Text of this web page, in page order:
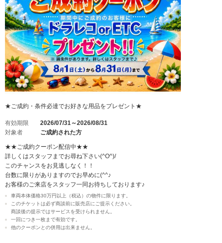
★ご成約・条件必達でお好きな用品をプレゼント★
有効期限
2026/07/31～2026/08/31
対象者
ご成約された方
★★ご成約クーポン配信中★★
詳しくはスタッフまでお尋ね下さい(^O^)/
このチャンスをお見逃しなく！！
台数に限りがありますのでお早めに(^^♪
お客様のご来店をスタッフ一同お待ちしております♪
車両本体価格30万円以上（税込）の物件に限ります。
このチケットは必ず商談前に販売店にご提示ください。
商談後の提示ではサービスを受けられません。
一回につき一枚まで有効です。
他のクーポンとの併用は出来ません。